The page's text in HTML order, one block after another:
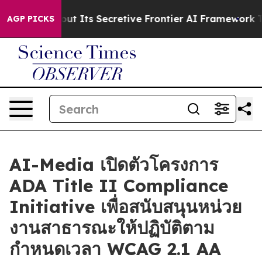
AGP PICKS
About Its Secretive Frontier AI Framework The
AI-Media เปิดตัวโครงการ
ADA Title II Compliance
Initiative เพื่อสนับสนุนหน่วย
งานสาธารณะให้ปฏิบัติตาม
กำหนดเวลา WCAG 2.1 AA